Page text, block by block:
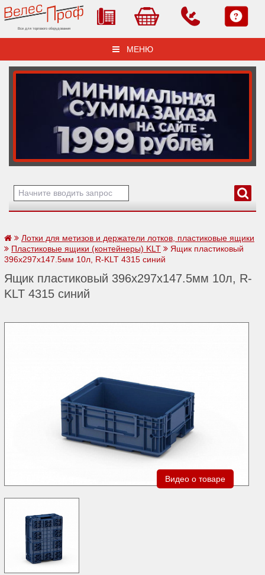
Все для торгового оборудования
МЕНЮ
Лотки для метизов и держатели лотков, пластиковые ящики
Пластиковые ящики (контейнеры) KLT
Ящик пластиковый
396х297х147.5мм 10л, R-KLT 4315 синий
Ящик пластиковый 396х297х147.5мм 10л, R-
KLT 4315 синий
Видео о товаре